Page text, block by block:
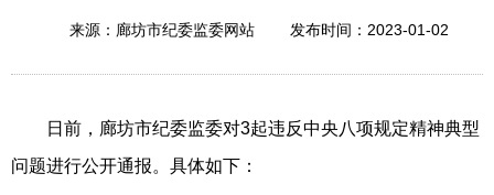
来源：廊坊市纪委监委网站 发布时间： 2023-01-02
日前，廊坊市纪委监委对3起违反中央八项规定精神典型
问题进行公开通报。具体如下：